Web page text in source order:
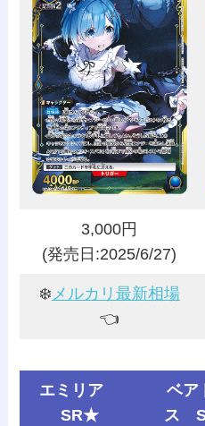
3,000円
(発売日:2025/6/27)
❄️ メルカリ最新相場
👈️
エミリア
SR★
ベア
ス